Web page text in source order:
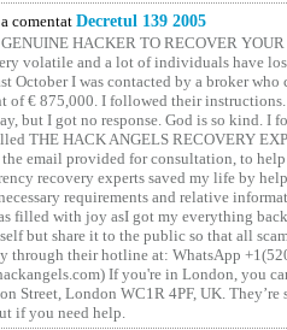
comentatDecretul 139 2005
HACKER TO RECOVER
volatile and a lot of individuals have
October I was contacted by a broker
of € 875,000. I followed their
but I got no response. God is so kind. I
THE HACK ANGELS RECOVERY
email provided for consultation, to
recovery experts saved my life by
requirements and relative
filled with joy asI got my everything
but share it to the public so that all
through their hotline at: WhatsApp
If you're in London, you
Street, London WC1R 4PF, UK.
if you need help.